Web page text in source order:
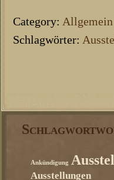
Category: Allgemein
Schlagwörter:
Ankündigung
Ausstellungen